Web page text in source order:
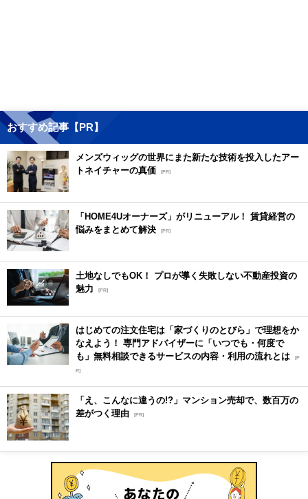
おすすめ記事【PR】
メンズウィッグの世界にまた新たな技術を投入したアー
トネイチャーの真価 [PR]
「HOME4Uオーナーズ」がリニューアル！ 賃貸経営の
悩みをまとめて解決 [PR]
土地なしでもOK！ プロが導く失敗しない不動産投資の
魅力
[PR]
はじめての注文住宅は「家づくりのとびら」で理想をか
なえよう！ 専門アドバイザーに「いつでも・何度で
も」無料相談できるサービスの内容・利用の流れとは [P
R]
「え、こんなに違うの!?」マンション売却で、数百万の
差がつく理由 [PR]